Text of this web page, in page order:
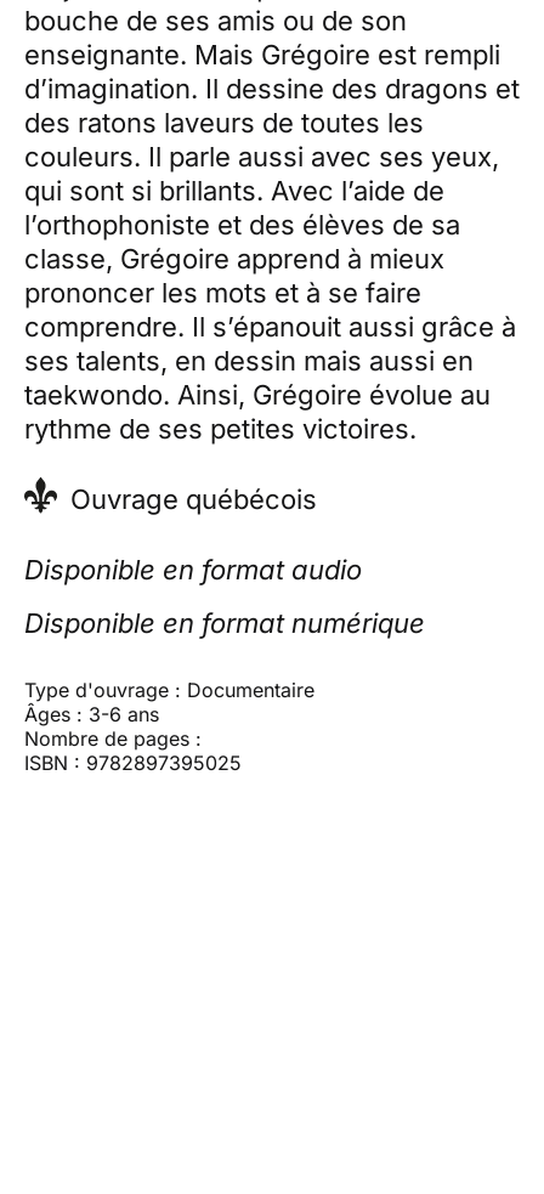
bouche de ses amis ou de son
enseignante. Mais Grégoire est rempli
d’imagination. Il dessine des dragons et
des ratons laveurs de toutes les
couleurs. Il parle aussi avec ses yeux,
qui sont si brillants. Avec l’aide de
l’orthophoniste et des élèves de sa
classe, Grégoire apprend à mieux
prononcer les mots et à se faire
comprendre. Il s’épanouit aussi grâce à
ses talents, en dessin mais aussi en
taekwondo. Ainsi, Grégoire évolue au
rythme de ses petites victoires.
Ouvrage québécois
Disponible en format audio
Disponible en format numérique
Type d'ouvrage : Documentaire
Âges : 3-6 ans
Nombre de pages :
ISBN : 9782897395025